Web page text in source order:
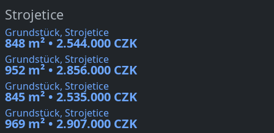
Strojetice
Grundstück, Strojetice
848 m² • 2.544.000 CZK
Grundstück, Strojetice
952 m² • 2.856.000 CZK
Grundstück, Strojetice
845 m² • 2.535.000 CZK
Grundstück, Strojetice
969 m² • 2.907.000 CZK